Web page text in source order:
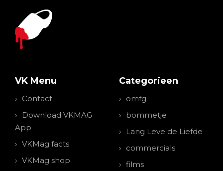
VK Menu
Contact
Download VKMAG
App
VKMag facts
VKMag shop
Categorieen
omfg
bommetje
Lang Leve de Liefde
commercials
films